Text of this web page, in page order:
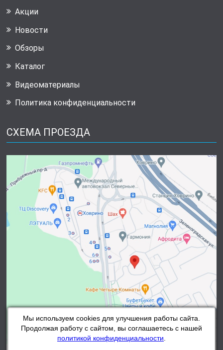
Мы используем cookies для улучшения работы сайта.
Продолжая работу с сайтом, вы соглашаетесь с нашей
политикой конфиденциальности
Акции
Новости
Обзоры
Каталог
Видеоматериалы
Политика конфиденциальности
СХЕМА ПРОЕЗДА